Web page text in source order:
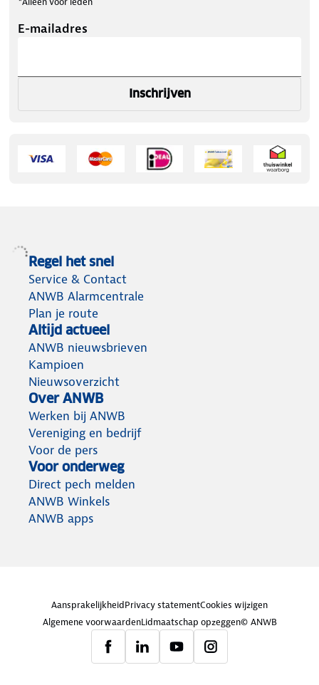
E-mailadres
Inschrijven
Regel het snel
Service & Contact
ANWB Alarmcentrale
Plan je route
Altijd actueel
ANWB nieuwsbrieven
Kampioen
Nieuwsoverzicht
Over ANWB
Werken bij ANWB
Vereniging en bedrijf
Voor de pers
Voor onderweg
Direct pech melden
ANWB Winkels
ANWB apps
AansprakelijkheidPrivacy statementCookies wijzigen
Algemene voorwaardenLidmaatschap opzeggen© ANWB